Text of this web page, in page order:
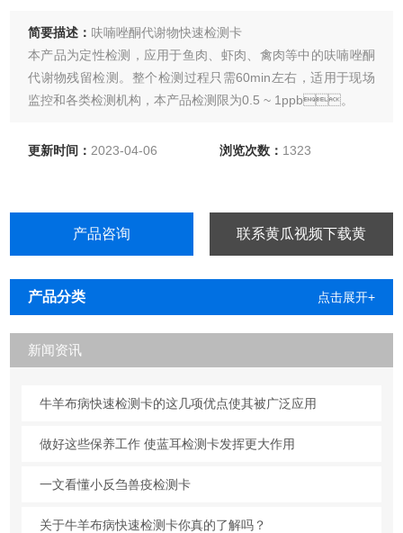
简要描述： 呋喃唑酮代谢物快速检测卡
本产品为定性检测，应用于鱼肉、虾肉、禽肉等中的呋喃唑酮
代谢物残留检测。整个检测过程只需60min左右，适用于现场
监控和各类检测机构，本产品检测限为0.5 ~ 1ppb。
更新时间： 2023-04-06 浏览次数： 1323
产品咨询 联系黄瓜视频下载黄
产品分类 点击展开+
新闻资讯
牛羊布病快速检测卡的这几项优点使其被广泛应用
做好这些保养工作 使蓝耳检测卡发挥更大作用
一文看懂小反刍兽疫检测卡
关于牛羊布病快速检测卡你真的了解吗？